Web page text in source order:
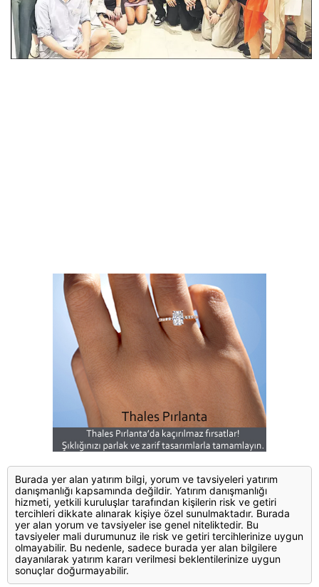
Burada yer alan yatırım bilgi, yorum ve tavsiyeleri yatırım
danışmanlığı kapsamında değildir. Yatırım danışmanlığı
hizmeti, yetkili kuruluşlar tarafından kişilerin risk ve getiri
tercihleri dikkate alınarak kişiye özel sunulmaktadır. Burada
yer alan yorum ve tavsiyeler ise genel niteliktedir. Bu
tavsiyeler mali durumunuz ile risk ve getiri tercihlerinize uygun
olmayabilir. Bu nedenle, sadece burada yer alan bilgilere
dayanılarak yatırım kararı verilmesi beklentilerinize uygun
sonuçlar doğurmayabilir.